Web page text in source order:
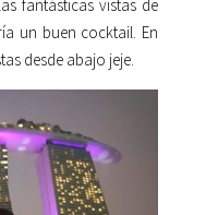
fantásticas vistas de
un buen cocktail. En
desde abajo jeje.